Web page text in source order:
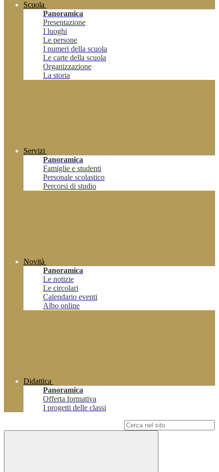
Scuola
Panoramica
Presentazione
I luoghi
Le persone
I numeri della scuola
Le carte della scuola
Organizzazione
La storia
Servizi
Panoramica
Famiglie e studenti
Personale scolastico
Percorsi di studio
Novità
Panoramica
Le notizie
Le circolari
Calendario eventi
Albo online
Didattica
Panoramica
Offerta formativa
I progetti delle classi